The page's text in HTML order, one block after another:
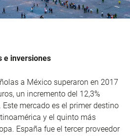
e inversiones
a México superaron en 2017
un incremento del 12,3%
mercado es el primer destino
y el quinto más
España fue el tercer proveedor